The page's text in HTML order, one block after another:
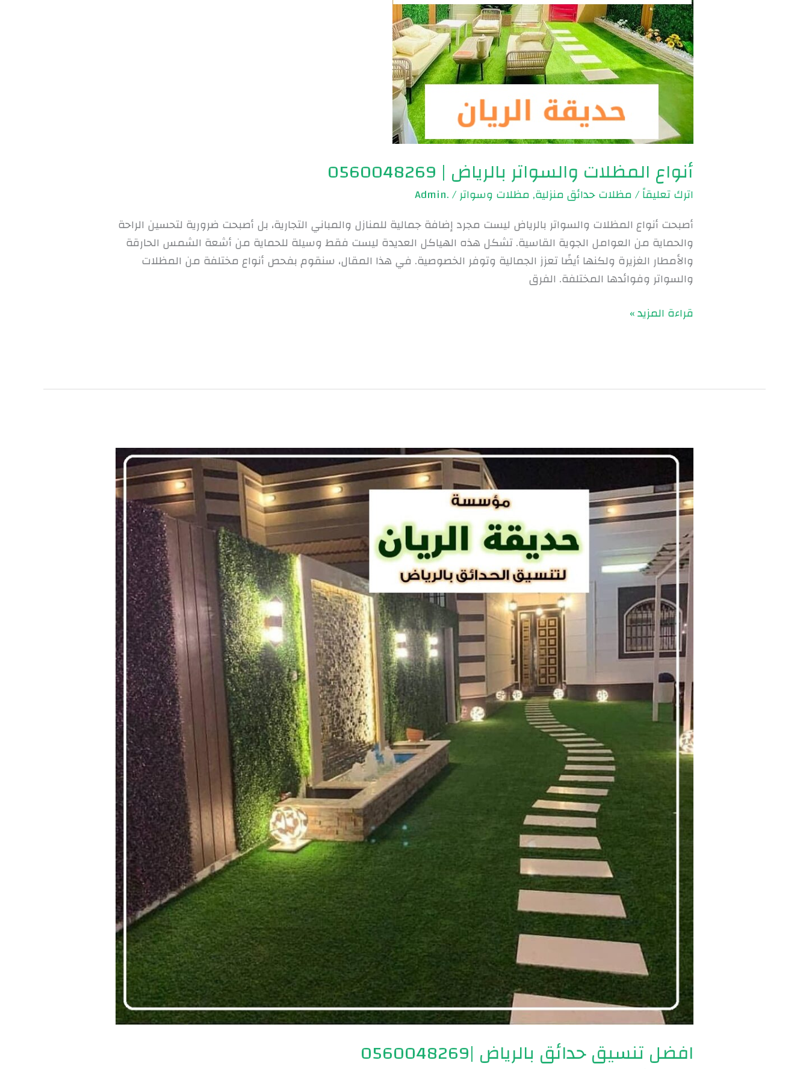
أنواع المظلات والسواتر بالرياض | 0560048269
اترك تعليقاً/مظلات حدائق منزلية, مظلات وسواتر/
.Admin
أصبحت أنواع المظلات والسواتر بالرياض ليست مجرد إضافة جمالية للمنازل والمباني التجارية، بل أصبحت ضرورية لتحسين الراحة
والحماية من العوامل الجوية القاسية. تشكل هذه الهياكل العديدة ليست فقط وسيلة للحماية من أشعة الشمس الحارقة
والأمطار الغزيرة ولكنها أيضًا تعزز الجمالية وتوفر الخصوصية. في هذا المقال، سنقوم بفحص أنواع مختلفة من المظلات
والسواتر وفوائدها المختلفة. الفرق
قراءة المزيد »
افضل تنسيق حدائق بالرياض |0560048269
افضل
حدائق
بالرياض
|0560048269